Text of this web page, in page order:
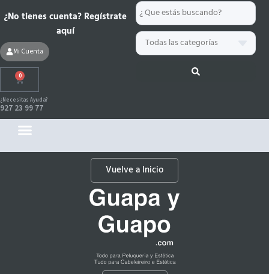
Search
...
¿No tienes cuenta? Regístrate
aquí
Mi Cuenta
0
Carrito
¿Necesitas Ayuda?
927 23 99 77
Vuelve a Inicio